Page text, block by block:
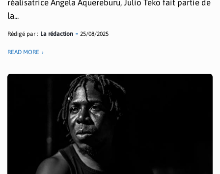
réalisatrice Angela Aquereburu, Julio Teko fait partie de
la...
Rédigé par : La rédaction 25/08/2025
READ MORE